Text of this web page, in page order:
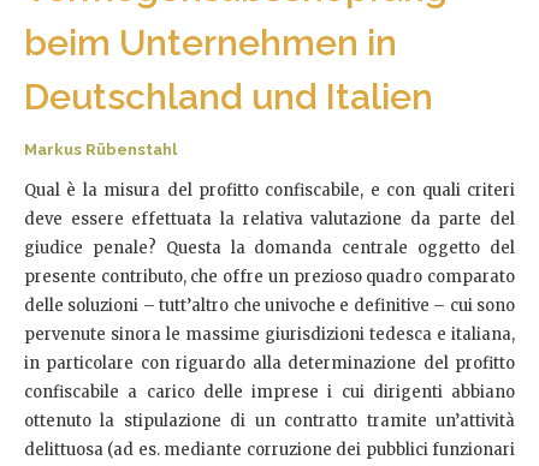
beim Unternehmen in
Deutschland und Italien
Markus Rübenstahl
Qual è la misura del profitto confiscabile, e con quali criteri
deve essere effettuata la relativa valutazione da parte del
giudice penale? Questa la domanda centrale oggetto del
presente contributo, che offre un prezioso quadro comparato
delle soluzioni – tutt’altro che univoche e definitive – cui sono
pervenute sinora le massime giurisdizioni tedesca e italiana,
in particolare con riguardo alla determinazione del profitto
confiscabile a carico delle imprese i cui dirigenti abbiano
ottenuto la stipulazione di un contratto tramite un’attività
delittuosa (ad es. mediante corruzione dei pubblici funzionari